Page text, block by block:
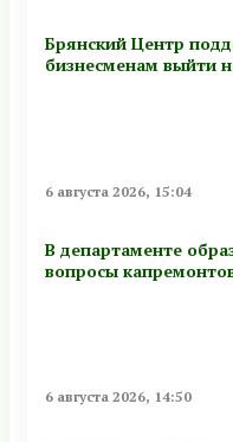
Брянский Центр
бизнесменам выйти
6 августа 2026, 15:04
В департаменте
вопросы
6 августа 2026, 14:50